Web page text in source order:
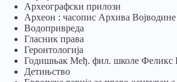
Археографски прилози
Археон : часопис Архива Војводине
Водопривреда
Гласник права
Геронтологија
Годишњак Међ. фил. школе Феликс
Детињство